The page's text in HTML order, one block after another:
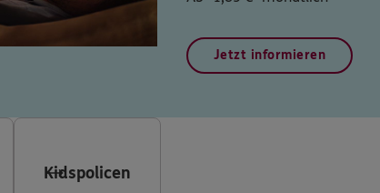
Jetzt informieren
Kidspolicen